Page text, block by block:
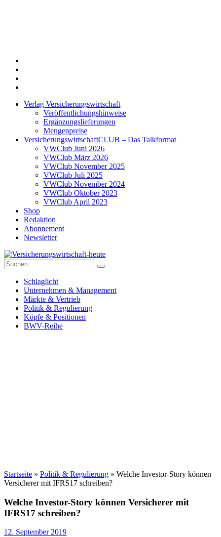
Verlag Versicherungswirtschaft
Veröffentlichungshinweise
Ergänzungslieferungen
Mengenpreise
VersicherungswirtschaftCLUB – Das Talkformat
VWClub Juni 2026
VWClub März 2026
VWClub November 2025
VWClub Juli 2025
VWClub November 2024
VWClub Oktober 2023
VWClub April 2023
Shop
Redaktion
Abonnement
Newsletter
Versicherungswirtschaft-heute
Suche
nach:
Schlaglicht
Unternehmen & Management
Märkte & Vertrieb
Politik & Regulierung
Köpfe & Positionen
BWV-Reihe
Startseite » Politik & Regulierung » Welche Investor-Story können
Versicherer mit IFRS17 schreiben?
Welche Investor-Story können Versicherer mit
IFRS17 schreiben?
12. September 2019